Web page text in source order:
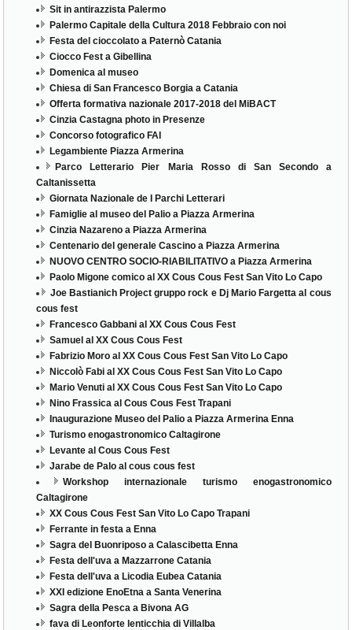
Sit in antirazzista Palermo
Palermo Capitale della Cultura 2018 Febbraio con noi
Festa del cioccolato a Paternò Catania
Ciocco Fest a Gibellina
Domenica al museo
Chiesa di San Francesco Borgia a Catania
Offerta formativa nazionale 2017-2018 del MiBACT
Cinzia Castagna photo in Presenze
Concorso fotografico FAI
Legambiente Piazza Armerina
Parco Letterario Pier Maria Rosso di San Secondo a
Caltanissetta
Giornata Nazionale de I Parchi Letterari
Famiglie al museo del Palio a Piazza Armerina
Cinzia Nazareno a Piazza Armerina
Centenario del generale Cascino a Piazza Armerina
NUOVO CENTRO SOCIO-RIABILITATIVO a Piazza Armerina
Paolo Migone comico al XX Cous Cous Fest San Vito Lo Capo
Joe Bastianich Project gruppo rock e Dj Mario Fargetta al cous
cous fest
Francesco Gabbani al XX Cous Cous Fest
Samuel al XX Cous Cous Fest
Fabrizio Moro al XX Cous Cous Fest San Vito Lo Capo
Niccolò Fabi al XX Cous Cous Fest San Vito Lo Capo
Mario Venuti al XX Cous Cous Fest San Vito Lo Capo
Nino Frassica al Cous Cous Fest Trapani
Inaugurazione Museo del Palio a Piazza Armerina Enna
Turismo enogastronomico Caltagirone
Levante al Cous Cous Fest
Jarabe de Palo al cous cous fest
Workshop internazionale turismo enogastronomico
Caltagirone
XX Cous Cous Fest San Vito Lo Capo Trapani
Ferrante in festa a Enna
Sagra del Buonriposo a Calascibetta Enna
Festa dell'uva a Mazzarrone Catania
Festa dell'uva a Licodia Eubea Catania
XXI edizione EnoEtna a Santa Venerina
Sagra della Pesca a Bivona AG
fava di Leonforte lenticchia di Villalba